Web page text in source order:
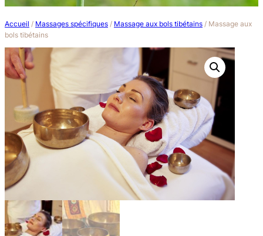
Accueil / Massages spécifiques / Massage aux bols tibétains / Massage aux
bols tibétains